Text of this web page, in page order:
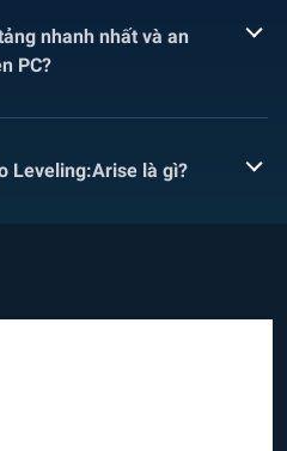
nhanh nhất và an
PC?
Leveling:Arise là gì?